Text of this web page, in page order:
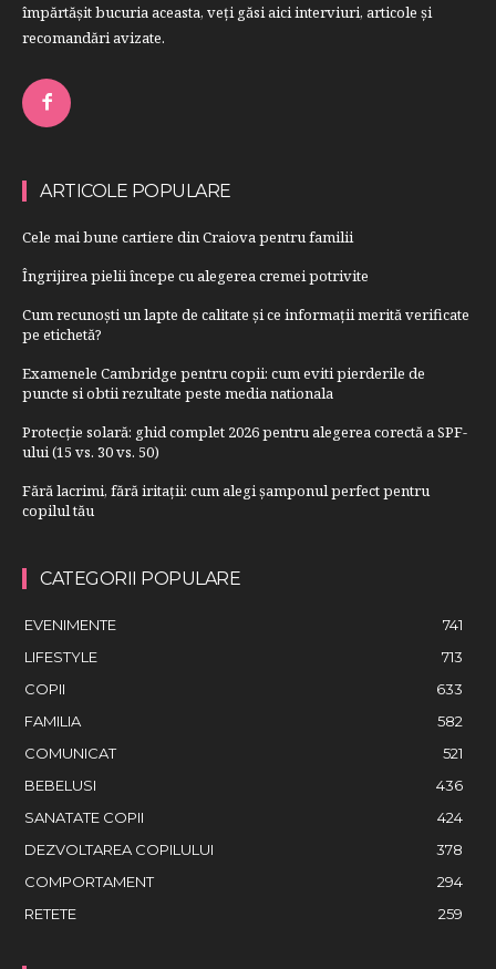
împărtăşit bucuria aceasta, veți găsi aici interviuri, articole şi
recomandări avizate.
ARTICOLE POPULARE
Cele mai bune cartiere din Craiova pentru familii
Îngrijirea pielii începe cu alegerea cremei potrivite
Cum recunoști un lapte de calitate și ce informații merită verificate
pe etichetă?
Examenele Cambridge pentru copii: cum eviti pierderile de
puncte si obtii rezultate peste media nationala
Protecție solară: ghid complet 2026 pentru alegerea corectă a SPF-
ului (15 vs. 30 vs. 50)
Fără lacrimi, fără iritații: cum alegi șamponul perfect pentru
copilul tău
CATEGORII POPULARE
EVENIMENTE
741
LIFESTYLE
713
COPII
633
FAMILIA
582
COMUNICAT
521
BEBELUSI
436
SANATATE COPII
424
DEZVOLTAREA COPILULUI
378
COMPORTAMENT
294
RETETE
259